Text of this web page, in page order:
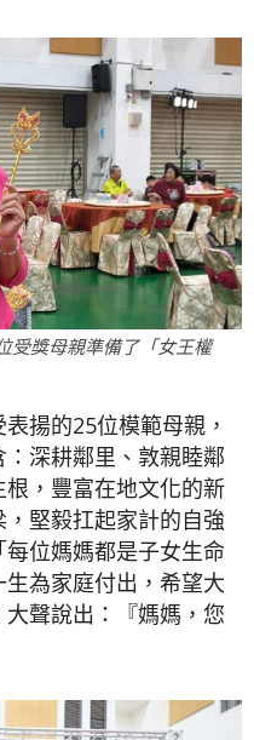
受獎母親準備了「女王權
揚的25位模範母親，
深耕鄰里、敦親睦鄰
，豐富在地文化的新
堅毅扛起家計的自強
位媽媽都是子女生命
為家庭付出，希望大
聲說出：『媽媽，您